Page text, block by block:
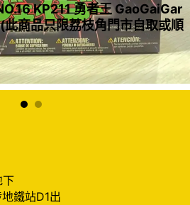
KP211 勇者王 GaoGaiGar
商品只限荔枝角門市自取或順
下
鐵站D1出